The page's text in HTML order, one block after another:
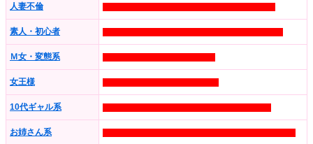
人妻不倫
素人・初心者
Ｍ女・変態系
女王様
10代ギャル系
お姉さん系